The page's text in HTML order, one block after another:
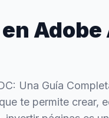
Una Guía
te permite crear,